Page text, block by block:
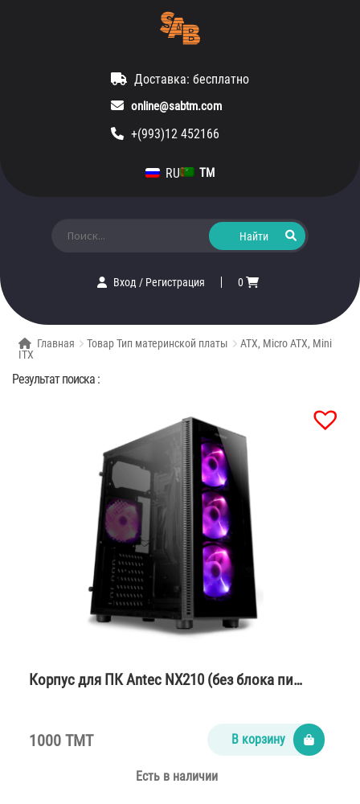
Доставка: бесплатно
online@sabtm.com
+(993)12 452166
RU TM
Вход/ Регистрация 0
Главная Товар Тип материнской платы
ATX, Micro ATX, Mini
ITX
Результат поиска :
Корпус для ПК Antec NX210 (без блока пи…
1000 TMT В корзину
Есть в наличии